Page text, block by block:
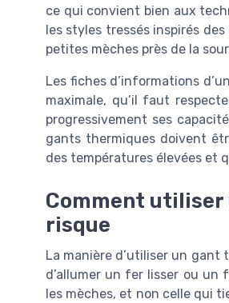
ce qui convient bien aux
les styles tressés inspirés des
petites mèches près de la
Les fiches d’informations
maximale, qu’il faut
progressivement ses
gants thermiques doivent
des températures élevées et
Comment
risque
La manière d’utiliser un
d’allumer un fer lisser ou un
les mèches, et non celle qui